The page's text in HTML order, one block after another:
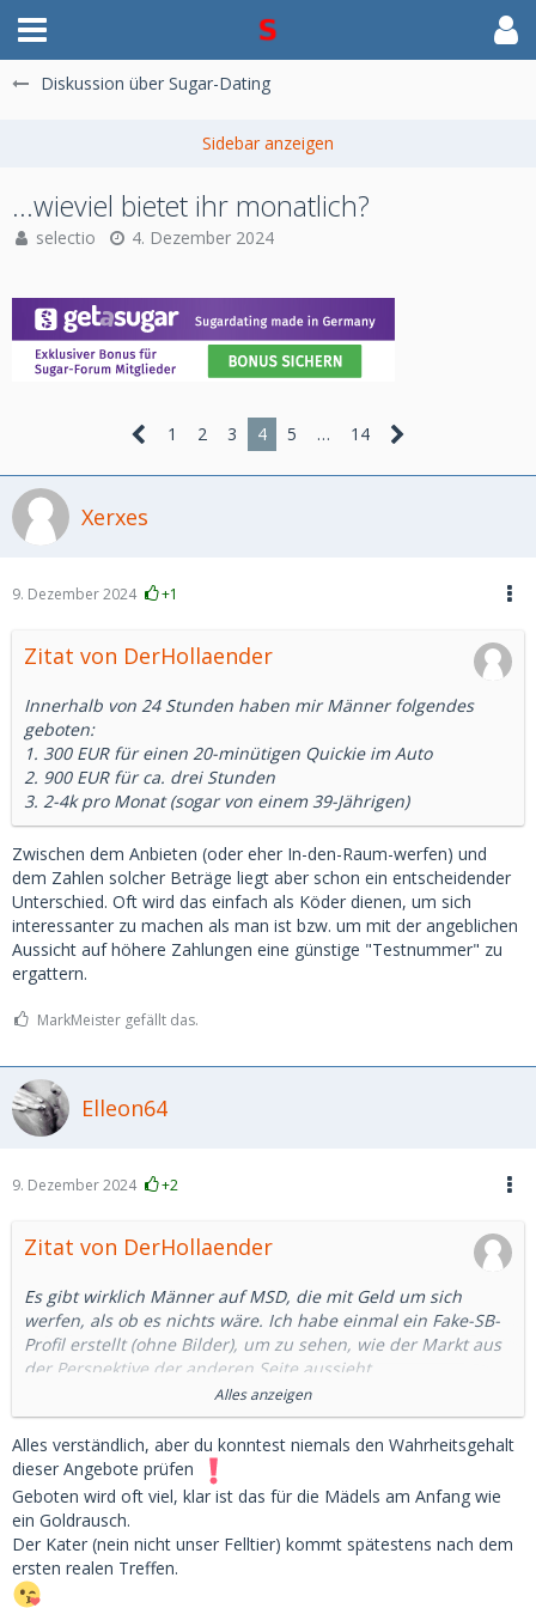
Diskussion über Sugar-Dating
...wieviel bietet ihr monatlich?
selectio 4. Dezember 2024
1 2 3 4 5 … 14
Xerxes
9. Dezember 2024 +1
Zitat von DerHollaender
Innerhalb von 24 Stunden haben mir Männer folgendes
geboten:
1. 300 EUR für einen 20-minütigen Quickie im Auto
2. 900 EUR für ca. drei Stunden
3. 2-4k pro Monat (sogar von einem 39-Jährigen)
Zwischen dem Anbieten (oder eher In-den-Raum-werfen) und
dem Zahlen solcher Beträge liegt aber schon ein entscheidender
Unterschied. Oft wird das einfach als Köder dienen, um sich
interessanter zu machen als man ist bzw. um mit der angeblichen
Aussicht auf höhere Zahlungen eine günstige "Testnummer" zu
ergattern.
MarkMeister gefällt das.
Elleon64
9. Dezember 2024 +2
Zitat von DerHollaender
Es gibt wirklich Männer auf MSD, die mit Geld um sich
werfen, als ob es nichts wäre. Ich habe einmal ein Fake-SB-
Profil erstellt (ohne Bilder), um zu sehen, wie der Markt aus
der Perspektive der anderen Seite aussieht.
Innerhalb von 24 Stunden haben mir Männer folgendes
geboten:
1. 300 EUR für einen 20-minütigen Quickie im Auto
2. 900 EUR für ca. drei Stunden
3. 2-4k pro Monat (sogar von einem 39-Jährigen)
Besonders der letzte Punkt klingt für mich wirklich seltsam.
Ich weiß nicht einmal, welche Berufe in Deutschland zu
einem verfügbaren Einkommen von über 4.000 führen
Alles anzeigen
Alles verständlich, aber du konntest niemals den Wahrheitsgehalt
dieser Angebote prüfen
Geboten wird oft viel, klar ist das für die Mädels am Anfang wie
ein Goldrausch.
Der Kater (nein nicht unser Felltier) kommt spätestens nach dem
ersten realen Treffen.